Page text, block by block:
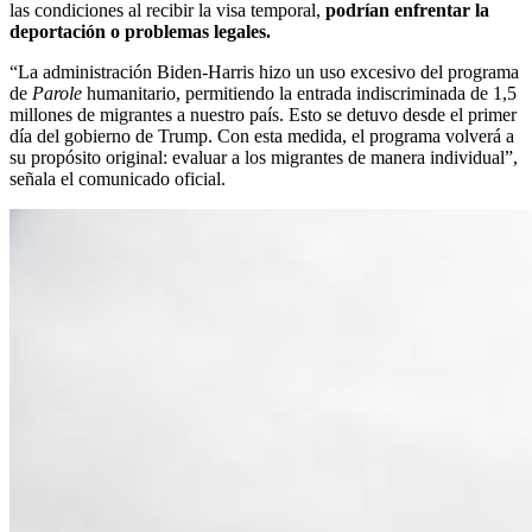
las condiciones al recibir la visa temporal, podrían enfrentar la
deportación o problemas legales.
“La administración Biden-Harris hizo un uso excesivo del programa
de Parole humanitario, permitiendo la entrada indiscriminada de 1,5
millones de migrantes a nuestro país. Esto se detuvo desde el primer
día del gobierno de Trump. Con esta medida, el programa volverá a
su propósito original: evaluar a los migrantes de manera individual”,
señala el comunicado oficial.